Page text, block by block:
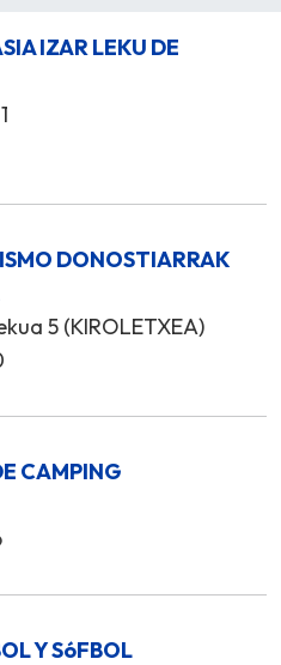
IZAR LEKU DE
DONOSTIARRAK
5 (KIROLETXEA)
CAMPING
Y SóFBOL